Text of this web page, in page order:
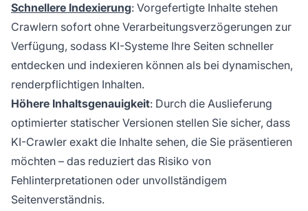
Schnellere Indexierung: Vorgefertigte Inhalte stehen
Crawlern sofort ohne Verarbeitungsverzögerungen zur
Verfügung, sodass KI-Systeme Ihre Seiten schneller
entdecken und indexieren können als bei dynamischen,
renderpflichtigen Inhalten.
Höhere Inhaltsgenauigkeit: Durch die Auslieferung
optimierter statischer Versionen stellen Sie sicher, dass
KI-Crawler exakt die Inhalte sehen, die Sie präsentieren
möchten – das reduziert das Risiko von
Fehlinterpretationen oder unvollständigem
Seitenverständnis.